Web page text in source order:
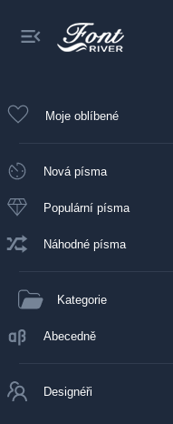
Moje oblíbené
Nová písma
Populární písma
Náhodné písma
Kategorie
Abecedně
Designéři